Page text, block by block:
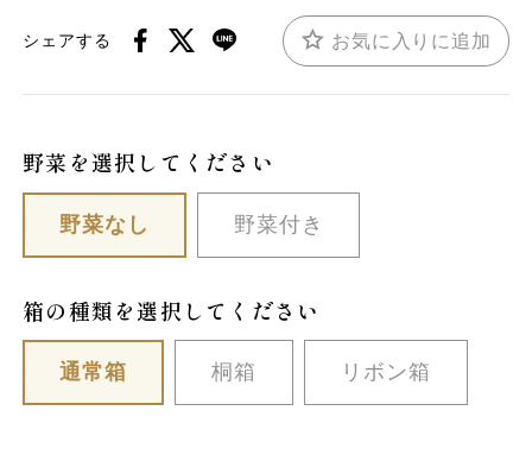
シェアする お気に入りに追加
野菜を選択してください
野菜なし 野菜付き
箱の種類を選択してください
通常箱 桐箱 リボン箱